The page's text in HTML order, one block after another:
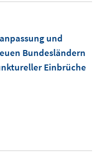
und
Bundesländern
Einbrüche